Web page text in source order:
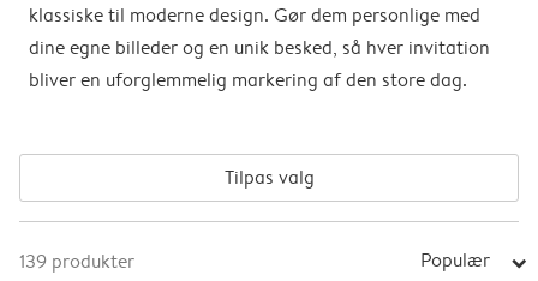
klassiske til moderne design. Gør dem personlige med
dine egne billeder og en unik besked, så hver invitation
bliver en uforglemmelig markering af den store dag.
Tilpas valg
139 produkter Populær arrow_right